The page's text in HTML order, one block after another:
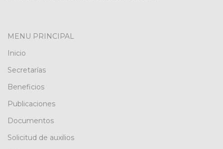
MENU PRINCIPAL
Inicio
Secretarías
Beneficios
Publicaciones
Documentos
Solicitud de auxilios